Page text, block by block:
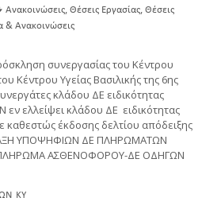
Ανακοινώσεις, Θέσεις Εργασίας, Θέσεις
& Ανακοινώσεις
συνεργασίας του Κέντρου
Κέντρου Υγείας Βασιλικής της 6ης
κλάδου ΔΕ ειδικότητας
κλάδου ΔΕ ειδικότητας
έκδοσης δελτίου απόδειξης
ΥΠΟΨΗΦΙΩΝ ΔΕ ΠΛΗΡΩΜΑΤΩΝ
ΑΣΘΕΝΟΦΟΡΟΥ-ΔΕ ΟΔΗΓΩΝ
ΚΥ